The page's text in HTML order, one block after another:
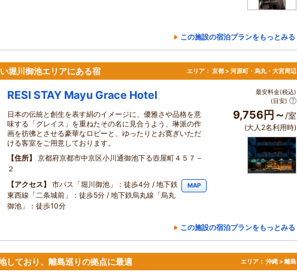
この施設の宿泊プランをもっとみる
堀川御池エリアにある宿 エリア： 京都 > 河原町・烏丸・大宮周辺
RESI STAY Mayu Grace Hotel
日本の伝統と創生を表す絹のイメージに、優雅さや品格を意
味する「グレイス」を重ねたその名に見合うよう、琳派の作
画を彷彿とさせる豪華なロビーと、ゆったりとお寛ぎいただ
ける客室をご用意しております。
住所
京都府京都市中京区小川通御池下る壺屋町４５７－
２
アクセス
市バス「堀川御池」：徒歩4分 / 地下鉄
東西線「二条城前」：徒歩5分 / 地下鉄烏丸線「烏丸
御池」：徒歩10分
MAP
最安料金(税込)
(目安)
9,756円～/室
(大人2名利用時)
この施設の宿泊プランをもっとみる
しており、離島巡りの拠点に最適 エリア： 沖縄 > 離島